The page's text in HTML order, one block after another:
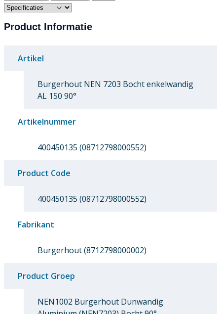
Product Informatie
Artikel
Burgerhout NEN 7203 Bocht enkelwandig
AL 150 90°
Artikelnummer
400450135 (08712798000552)
Product Code
400450135 (08712798000552)
Fabrikant
Burgerhout (8712798000002)
Product Groep
NEN1002 Burgerhout Dunwandig